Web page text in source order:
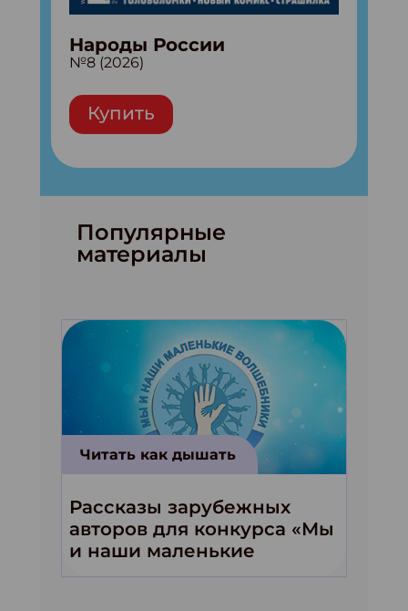
Народы России
№8 (2026)
Купить
Популярные
материалы
Читать как дышать
Рассказы зарубежных
авторов для конкурса «Мы
и наши маленькие
волшебники!»